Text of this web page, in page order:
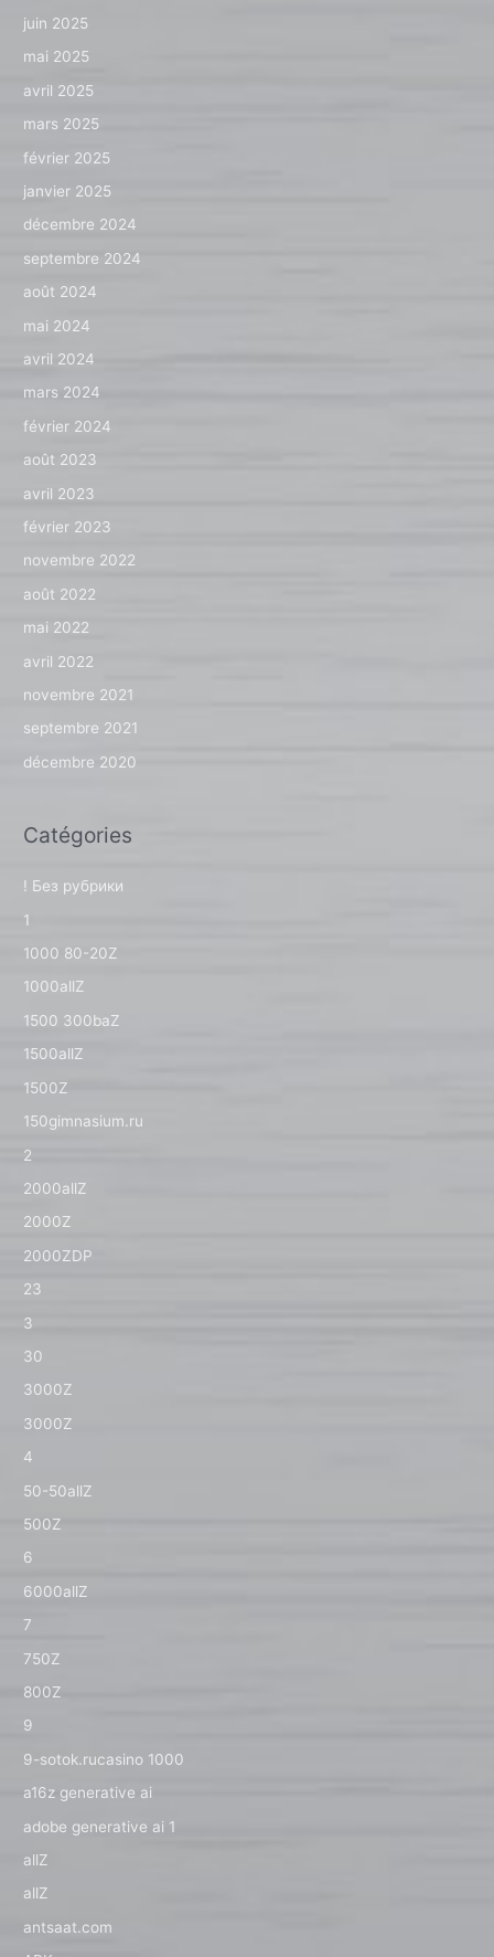
juin 2025
mai 2025
avril 2025
mars 2025
février 2025
janvier 2025
décembre 2024
septembre 2024
août 2024
mai 2024
avril 2024
mars 2024
février 2024
août 2023
avril 2023
février 2023
novembre 2022
août 2022
mai 2022
avril 2022
novembre 2021
septembre 2021
décembre 2020
Catégories
! Без рубрики
1
1000 80-20Z
1000allZ
1500 300baZ
1500allZ
1500Z
150gimnasium.ru
2
2000allZ
2000Z
2000ZDP
23
3
30
3000Z
3000Z
4
50-50allZ
500Z
6
6000allZ
7
750Z
800Z
9
9-sotok.rucasino 1000
a16z generative ai
adobe generative ai 1
allZ
allZ
antsaat.com